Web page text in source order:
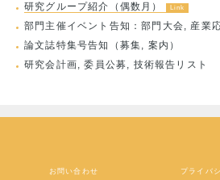
研究グループ紹介（偶数月）
部門主催イベント告知：部門大会, 産業
論文誌特集号告知（募集, 案内）
研究会計画, 委員公募, 技術報告リスト
お問い合わせ プライバ